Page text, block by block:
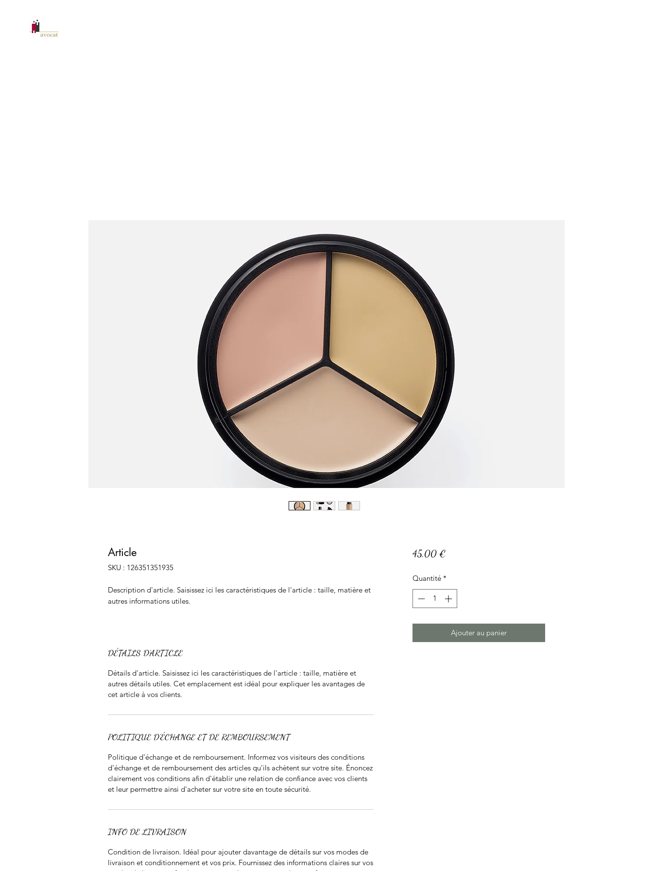
Article
SKU : 126351351935
Description d'article. Saisissez ici les caractéristiques de l'article : taille, matière et
autres informations utiles.
DÉTAILS D'ARTICLE
Détails d'article. Saisissez ici les caractéristiques de l'article : taille, matière et
autres détails utiles. Cet emplacement est idéal pour expliquer les avantages de
cet article à vos clients.
POLITIQUE D'ÉCHANGE ET DE REMBOURSEMENT
Politique d'échange et de remboursement. Informez vos visiteurs des conditions
d'échange et de remboursement des articles qu'ils achètent sur votre site. Énoncez
clairement vos conditions afin d'établir une relation de confiance avec vos clients
et leur permettre ainsi d'acheter sur votre site en toute sécurité.
INFO DE LIVRAISON
Condition de livraison. Idéal pour ajouter davantage de détails sur vos modes de
livraison et conditionnement et vos prix. Fournissez des informations claires sur vos
45,00 €Prix
Quantité *
Ajouter au panier